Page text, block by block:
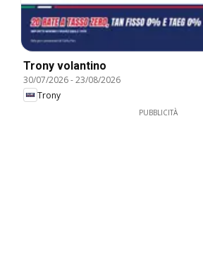
Trony volantino
30/07/2026-23/08/2026
Trony
PUBBLICITÀ